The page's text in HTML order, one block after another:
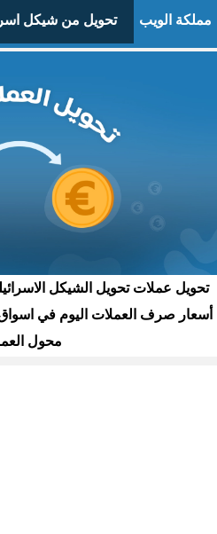
مملكة الويب تحويل من شيكل
تحويل عملات تحويل الشيكل
أسعار صرف العملات اليوم في
محول